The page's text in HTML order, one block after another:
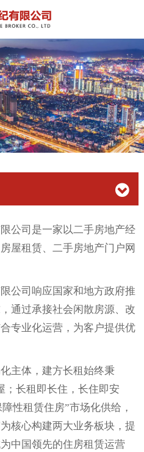
公司是一家以二手房地产经
屋租赁、二手房地产门户网
公司响应国家和地方政府推
通过承接社会闲散房源、改
专业化运营，为客户提供优
主体，建方长租始终秉
；长租即长住，长住即安
性租赁住房”市场化供给，
核心构建两大业务板块，提
中国领先的住房租赁运营